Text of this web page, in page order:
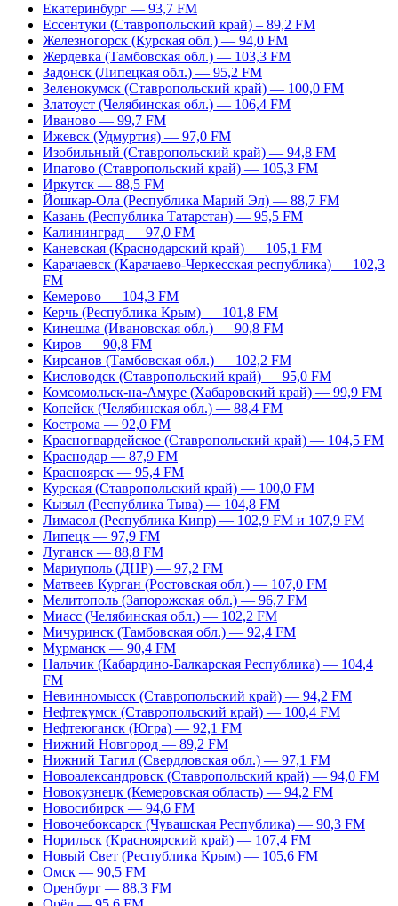
Екатеринбург — 93,7 FM
Ессентуки (Ставропольский край) – 89,2 FM
Железногорск (Курская обл.) — 94,0 FM
Жердевка (Тамбовская обл.) — 103,3 FM
Задонск (Липецкая обл.) — 95,2 FM
Зеленокумск (Ставропольский край) — 100,0 FM
Златоуст (Челябинская обл.) — 106,4 FM
Иваново — 99,7 FM
Ижевск (Удмуртия) — 97,0 FM
Изобильный (Ставропольский край) — 94,8 FM
Ипатово (Ставропольский край) — 105,3 FM
Иркутск — 88,5 FM
Йошкар-Ола (Республика Марий Эл) — 88,7 FM
Казань (Республика Татарстан) — 95,5 FM
Калининград — 97,0 FM
Каневская (Краснодарский край) — 105,1 FM
Карачаевск (Карачаево-Черкесская республика) — 102,3
FM
Кемерово — 104,3 FM
Керчь (Республика Крым) — 101,8 FM
Кинешма (Ивановская обл.) — 90,8 FM
Киров — 90,8 FM
Кирсанов (Тамбовская обл.) — 102,2 FM
Кисловодск (Ставропольский край) — 95,0 FM
Комсомольск-на-Амуре (Хабаровский край) — 99,9 FM
Копейск (Челябинская обл.) — 88,4 FM
Кострома — 92,0 FM
Красногвардейское (Ставропольский край) — 104,5 FM
Краснодар — 87,9 FM
Красноярск — 95,4 FM
Курская (Ставропольский край) — 100,0 FM
Кызыл (Республика Тыва) — 104,8 FM
Лимасол (Республика Кипр) — 102,9 FM и 107,9 FM
Липецк — 97,9 FM
Луганск — 88,8 FM
Мариуполь (ДНР) — 97,2 FM
Матвеев Курган (Ростовская обл.) — 107,0 FM
Мелитополь (Запорожская обл.) — 96,7 FM
Миасс (Челябинская обл.) — 102,2 FM
Мичуринск (Тамбовская обл.) — 92,4 FM
Мурманск — 90,4 FM
Нальчик (Кабардино-Балкарская Республика) — 104,4
FM
Невинномысск (Ставропольский край) — 94,2 FM
Нефтекумск (Ставропольский край) — 100,4 FM
Нефтеюганск (Югра) — 92,1 FM
Нижний Новгород — 89,2 FM
Нижний Тагил (Свердловская обл.) — 97,1 FM
Новоалександровск (Ставропольский край) — 94,0 FM
Новокузнецк (Кемеровская область) — 94,2 FM
Новосибирск — 94,6 FM
Новочебоксарск (Чувашская Республика) — 90,3 FM
Норильск (Красноярский край) — 107,4 FM
Новый Свет (Республика Крым) — 105,6 FM
Омск — 90,5 FM
Оренбург — 88,3 FM